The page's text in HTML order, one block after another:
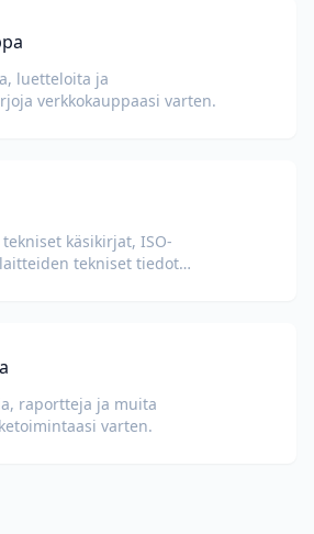
luetteloita ja
verkkokauppaasi varten.
käsikirjat, ISO-
tekniset tiedot
raportteja ja muita
varten.